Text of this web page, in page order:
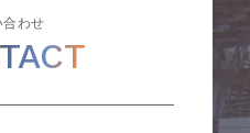
合わせ